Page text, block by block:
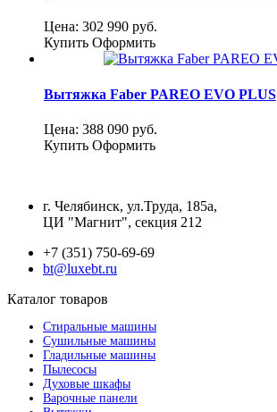
Цена: 302 990 руб.
Купить Оформить
Вытяжка Faber PAREO EVO PLUS
Цена: 388 090 руб.
Купить Оформить
г. Челябинск, ул.Труда, 185а,
ЦИ "Магнит", секция 212
+7 (351) 750-69-69
bt@luxebt.ru
Каталог товаров
Стиральные машины
Сушильные машины
Гладильные машины
Пылесосы
Духовые шкафы
Варочные панели